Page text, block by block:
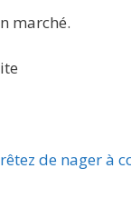
marché.
de nager à